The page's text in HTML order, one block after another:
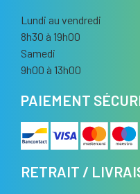
Lundi au vendredi
8h30 à 19h00
Samedi
9h00 à 13h00
PAIEMENT
RETRAIT /